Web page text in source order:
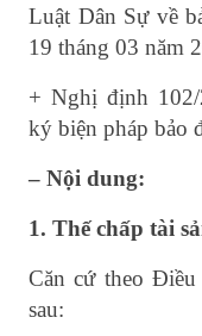
Luật Dân Sự về
19 tháng 03 năm
+ Nghị định
ký biện pháp bảo
– Nội dung:
1. Thế chấp tài
Căn cứ theo
sau: